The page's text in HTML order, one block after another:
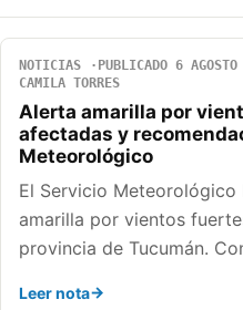
NOTICIAS PUBLICADO 6
CAMILA TORRES
Alerta amarilla por
afectadas y
Meteorológico
El Servicio
amarilla por vientos
provincia de Tucumán.
Leer nota